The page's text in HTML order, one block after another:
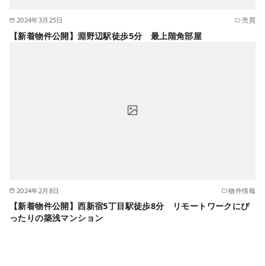
2024年3月25日 売買
【新着物件公開】淵野辺駅徒歩5分 最上階角部屋
2024年2月8日 物件情報
【新着物件公開】西新宿5丁目駅徒歩8分 リモートワークにぴ
ったりの築浅マンション